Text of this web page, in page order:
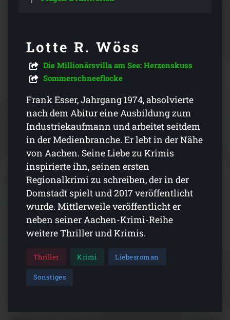
Lotte R. Wöss
Die Millionärsvilla am See: Herzenskuss
Sommerschneeflocke
Frank Esser, Jahrgang 1974, absolvierte
nach dem Abitur eine Ausbildung zum
Industriekaufmann und arbeitet seitdem
in der Medienbranche. Er lebt in der Nähe
von Aachen. Seine Liebe zu Krimis
inspirierte ihn, seinen ersten
Regionalkrimi zu schreiben, der in der
Domstadt spielt und 2017 veröffentlicht
wurde. Mittlerweile veröffentlicht er
neben seiner Aachen-Krimi-Reihe
weitere Thriller und Krimis.
Thriller Krimi Liebesroman
Sonstiges